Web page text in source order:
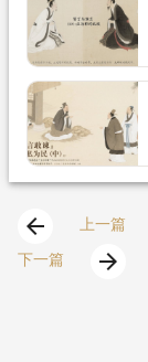
arrow_back
上一篇
下一篇
arrow_forward